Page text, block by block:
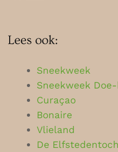
Lees ook:
Sneekweek
Sneekweek
Curaçao
Bonaire
Vlieland
De